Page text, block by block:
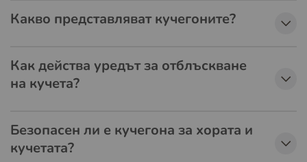
Какво представляват кучегоните?
Как действа уредът за отблъскване
на кучета?
Безопасен ли е кучегона за хората и
кучетата?